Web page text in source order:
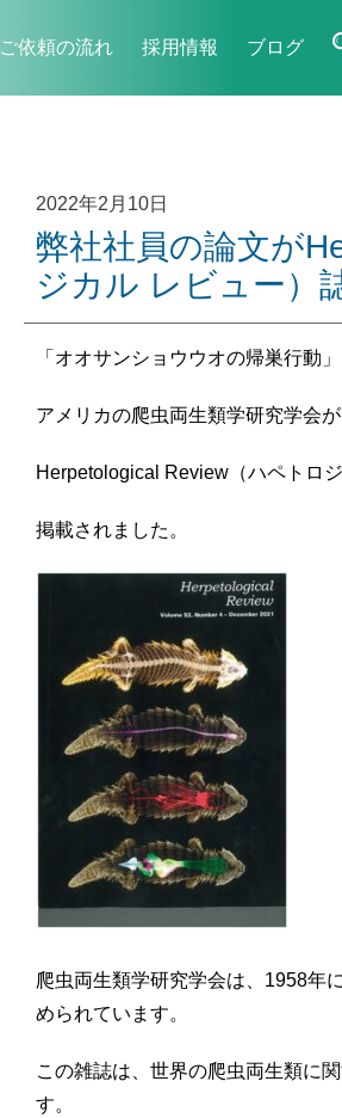
ご依頼の流れ 採用情報 ブログ
2022年2月10日
弊社社員の論文が
ジカル レビュー）
「オオサンショウウオの帰巣行動
アメリカの爬虫両生類学研究学会
Herpetological Review（ハペトロ
掲載されました。
爬虫両生類学研究学会は、1958年
められています。
この雑誌は、世界の爬虫両生類に
す。